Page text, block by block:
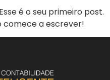
é o seu primeiro post.
comece a escrever!